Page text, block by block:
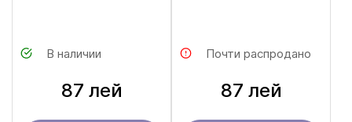
В наличии
87 лей
Почти распродано
87 лей